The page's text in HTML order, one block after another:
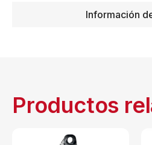
Información
Productos